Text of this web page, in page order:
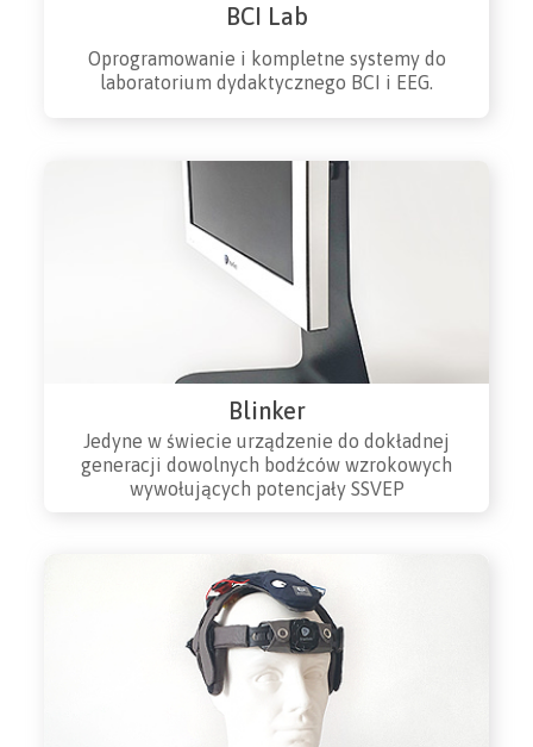
BCI Lab
Oprogramowanie i kompletne systemy do
laboratorium dydaktycznego BCI i EEG.
Blinker
Jedyne w świecie urządzenie do dokładnej
generacji dowolnych bodźców wzrokowych
wywołujących potencjały SSVEP